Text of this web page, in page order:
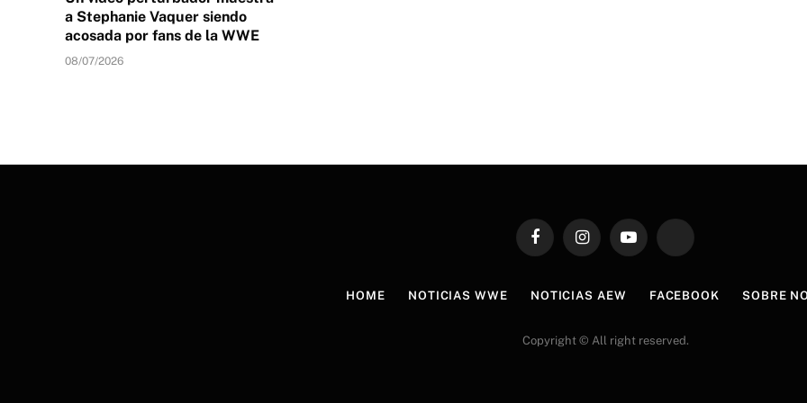
a Stephanie Vaquer siendo
acosada por fans de la WWE
08/07/2026
FacebookInstagramYouTube TikTok
HOME NOTICIAS WWE NOTICIAS AEW FACEBOOK SOBRE
Copyright © All right reserved.